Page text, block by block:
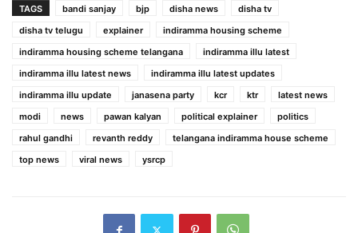
TAGS bandi sanjay bjp disha news
disha tv
disha tv telugu
explainer
indiramma housing scheme
indiramma housing scheme telangana
indiramma illu latest
indiramma illu latest news
indiramma illu latest updates
indiramma illu update
janasena party kcr ktr
latest news
modi
news pawan kalyan political explainer
politics
rahul gandhi
revanth reddy
telangana indiramma house scheme
top news
viral news ysrcp